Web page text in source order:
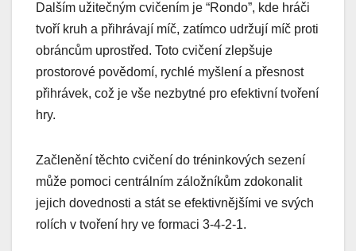
Dalším užitečným cvičením je “Rondo”, kde hráči
tvoří kruh a přihrávají míč, zatímco udržují míč proti
obráncům uprostřed. Toto cvičení zlepšuje
prostorové povědomí, rychlé myšlení a přesnost
přihrávek, což je vše nezbytné pro efektivní tvoření
hry.
Začlenění těchto cvičení do tréninkových sezení
může pomoci centrálním záložníkům zdokonalit
jejich dovednosti a stát se efektivnějšími ve svých
rolích v tvoření hry ve formaci 3-4-2-1.